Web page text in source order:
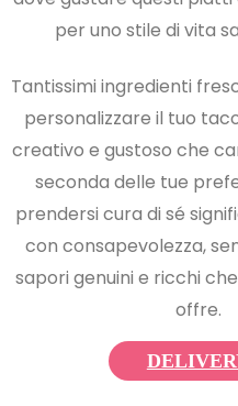
per uno stile di vita
Tantissimi ingredienti
personalizzare il tuo
creativo e gustoso che
seconda delle tue
prendersi cura di sé
con consapevolezza,
sapori genuini e ricchi
offre.